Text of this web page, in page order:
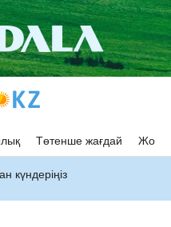
Төтенше жағдай Жол
күндеріңіз